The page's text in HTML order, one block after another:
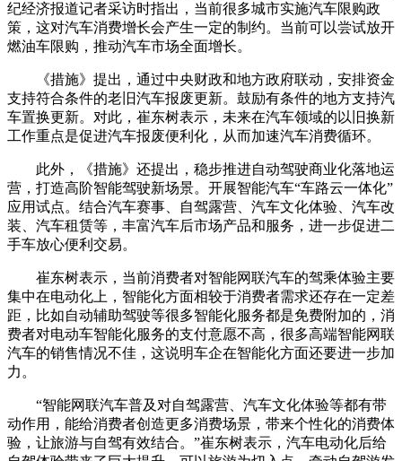
纪经济报道记者采访时指出，当前很多城市实施汽车限购政
策，这对汽车消费增长会产生一定的制约。当前可以尝试放开
燃油车限购，推动汽车市场全面增长。
《措施》提出，通过中央财政和地方政府联动，安排资金
支持符合条件的老旧汽车报废更新。鼓励有条件的地方支持汽
车置换更新。对此，崔东树表示，未来在汽车领域的以旧换新
工作重点是促进汽车报废便利化，从而加速汽车消费循环。
此外，《措施》还提出，稳步推进自动驾驶商业化落地运
营，打造高阶智能驾驶新场景。开展智能汽车“车路云一体化”
应用试点。结合汽车赛事、自驾露营、汽车文化体验、汽车改
装、汽车租赁等，丰富汽车后市场产品和服务，进一步促进二
手车放心便利交易。
崔东树表示，当前消费者对智能网联汽车的驾乘体验主要
集中在电动化上，智能化方面相较于消费者需求还存在一定差
距，比如自动辅助驾驶等很多智能化服务都是免费附加的，消
费者对电动车智能化服务的支付意愿不高，很多高端智能网联
汽车的销售情况不佳，这说明车企在智能化方面还要进一步加
力。
“智能网联汽车普及对自驾露营、汽车文化体验等都有带
动作用，能给消费者创造更多消费场景，带来个性化的消费体
验，让旅游与自驾有效结合。”崔东树表示，汽车电动化后给